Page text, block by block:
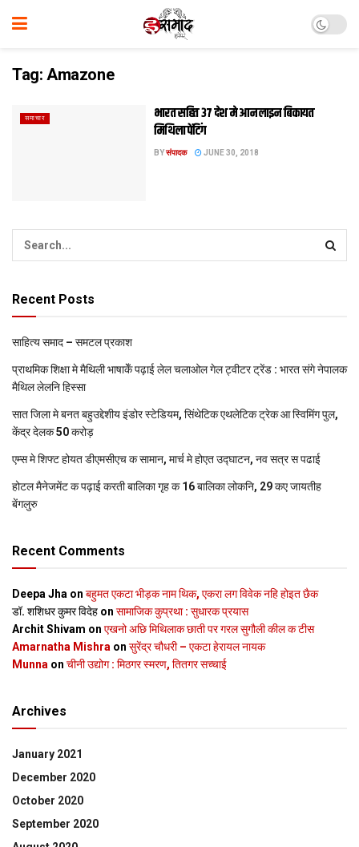
Tag: Amazone
समाचार
भारत सहित ३७ देश मे आन लाइन बिकायत
मिथिला पेंटिंग
BYसंपादक JUNE 30, 2018
Recent Posts
साहित्य समाद – समटल प्रकाश
प्राथमिक शि‍क्षा मे मैथि‍ली भाषाकेँ पढ़ाई लेल चलाओल गेल ट्वीटर ट्रेंड : भारत संगे नेपालक
मैथिल लेलनि हिस्सा
सात जिला मे बनत बहुउद्देशीय इंडोर स्‍टेडि‍यम, सिंथेटिक एथलेटिक ट्रेक आ स्विमिंग पुल,
केंद्र देलक 50 करोड़
एम्स मे शिफ्ट होयत डीएमसीएच क सामान, मार्च मे होएत उद्घाटन, नव सत्र स पढाई
होटल मैनेजमेंट क पढ़ाई करती बालिका गृह क 16 बालिका लोकनि, 29 कए जायतीह
बेंगलुरु
Recent Comments
Deepa Jha on बहुमत एकटा भीड़क नाम थिक, एकरा लग विवेक नहि होइत छैक
डॉ. शशिधर कुमर विदेह on सामाजिक कुप्रथा : सुधारक प्रयास
Archit Shivam on एखनो अछि मिथिलाक छाती पर गरल सुगौली कील क टीस
Amarnatha Mishra on सुरेंद्र चौधरी – एकटा हेरायल नायक
Munna on चीनी उद्योग : मिठगर स्‍मरण, तितगर सच्‍चाई
Archives
January 2021
December 2020
October 2020
September 2020